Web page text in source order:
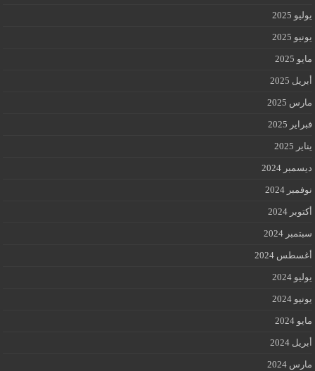
يوليو 2025
يونيو 2025
مايو 2025
أبريل 2025
مارس 2025
فبراير 2025
يناير 2025
ديسمبر 2024
نوفمبر 2024
أكتوبر 2024
سبتمبر 2024
أغسطس 2024
يوليو 2024
يونيو 2024
مايو 2024
أبريل 2024
مارس 2024